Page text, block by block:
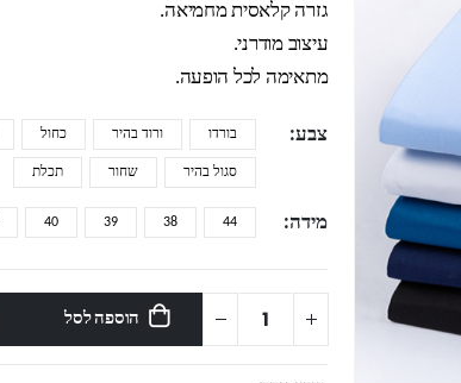
גזרה קלאסית מחמיאה.
עיצוב מודרני.
מתאימה לכל הופעה.
צבע בורדו ורוד בהיר כחול
סגול בהיר שחור תכלת
מידה 44
38
39
40
הוספה לסל